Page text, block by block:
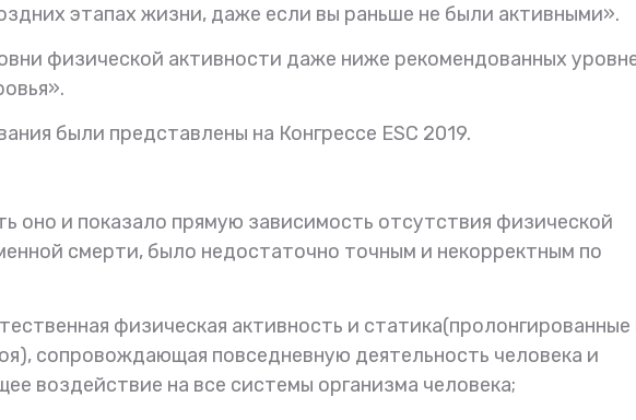
этапах жизни, даже если вы раньше не были активными».
физической активности даже ниже рекомендованных
были представлены на Конгрессе ESC 2019.
оно и показало прямую зависимость отсутствия физической
смерти, было недостаточно точным и некорректным по
физическая активность и статика(пролонгированные
сопровождающая повседневную деятельность человека и
воздействие на все системы организма человека;